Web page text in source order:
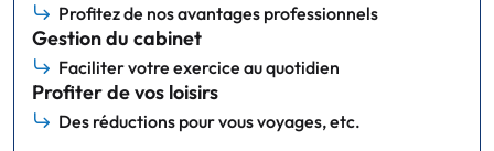
Profitez de nos avantages professionnels
Gestion du cabinet
Faciliter votre exercice au quotidien
Profiter de vos loisirs
Des réductions pour vous voyages, etc.